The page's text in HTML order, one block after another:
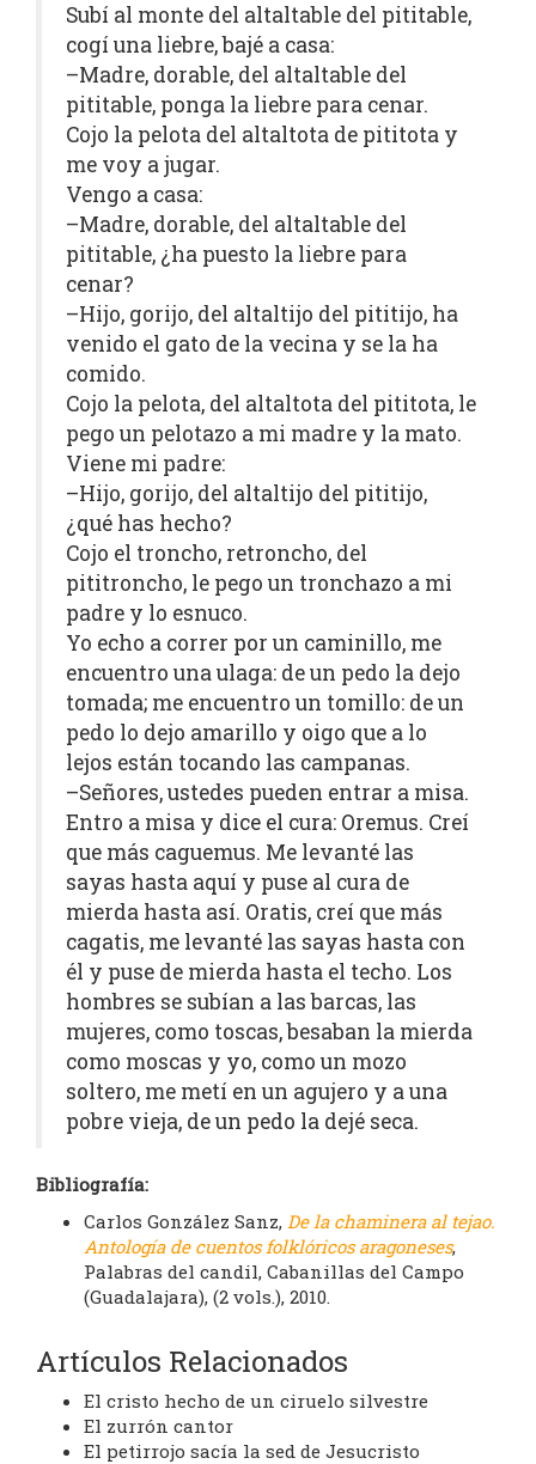
Subí al monte del altaltable del pititable,
cogí una liebre, bajé a casa:
–Madre, dorable, del altaltable del
pititable, ponga la liebre para cenar.
Cojo la pelota del altaltota de pititota y
me voy a jugar.
Vengo a casa:
–Madre, dorable, del altaltable del
pititable, ¿ha puesto la liebre para
cenar?
–Hijo, gorijo, del altaltijo del pititijo, ha
venido el gato de la vecina y se la ha
comido.
Cojo la pelota, del altaltota del pititota, le
pego un pelotazo a mi madre y la mato.
Viene mi padre:
–Hijo, gorijo, del altaltijo del pititijo,
¿qué has hecho?
Cojo el troncho, retroncho, del
pititroncho, le pego un tronchazo a mi
padre y lo esnuco.
Yo echo a correr por un caminillo, me
encuentro una ulaga: de un pedo la dejo
tomada; me encuentro un tomillo: de un
pedo lo dejo amarillo y oigo que a lo
lejos están tocando las campanas.
–Señores, ustedes pueden entrar a misa.
Entro a misa y dice el cura: Oremus. Creí
que más caguemus. Me levanté las
sayas hasta aquí y puse al cura de
mierda hasta así. Oratis, creí que más
cagatis, me levanté las sayas hasta con
él y puse de mierda hasta el techo. Los
hombres se subían a las barcas, las
mujeres, como toscas, besaban la mierda
como moscas y yo, como un mozo
soltero, me metí en un agujero y a una
pobre vieja, de un pedo la dejé seca.
Bibliografía:
Carlos González Sanz, De la chaminera al tejao.
Antología de cuentos folklóricos aragoneses,
Palabras del candil, Cabanillas del Campo
(Guadalajara), (2 vols.), 2010.
Artículos Relacionados
El cristo hecho de un ciruelo silvestre
El zurrón cantor
El petirrojo sacía la sed de Jesucristo